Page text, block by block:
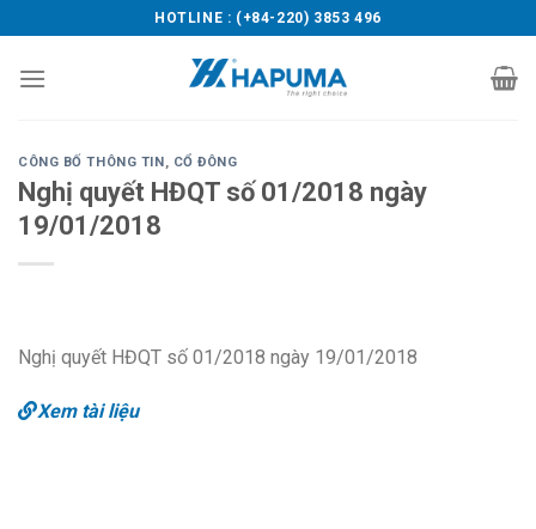
to
content
HOTLINE : (+84-220) 3853 496
CÔNG BỐ THÔNG TIN, CỔ ĐÔNG
Nghị quyết HĐQT số 01/2018 ngày
19/01/2018
Nghị quyết HĐQT số 01/2018 ngày 19/01/2018
Xem tài liệu